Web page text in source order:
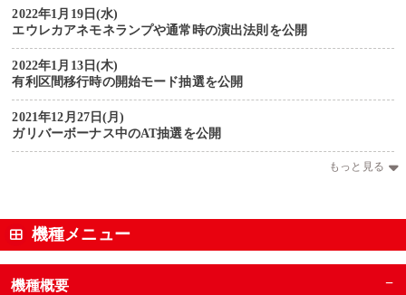
2022年1月19日(水)
エウレカアネモネランプや通常時の演出法則を公開
2022年1月13日(木)
有利区間移行時の開始モード抽選を公開
2021年12月27日(月)
ガリバーボーナス中のAT抽選を公開
もっと見る
機種メニュー
機種概要 −